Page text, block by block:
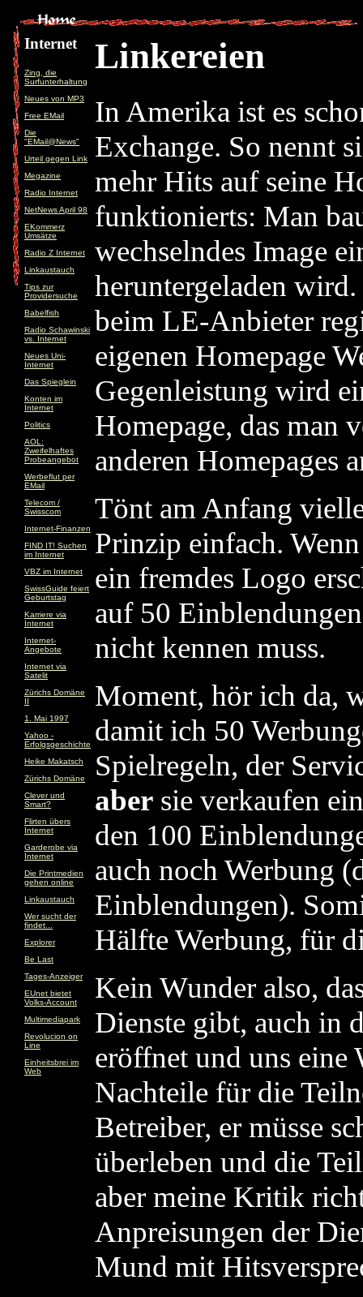
Internet
Zing, die
Surfunterhaltung
Neues von MP3
Free EMail
Die
"EMail@News"
Urteil gegen Link
Megazine
Radio Internet
NetNews April 98
EKommerz
Umsätze
Radio Z Internet
Linkaustauch
Tips zur
Providersuche
Babelfish
Radio Schawinski
vs. Internet
Neues Uni-
Internet
Das Spieglein
Konten im
Internet
Politics
AOL:
Zweifelhaftes
Probeangebot
Werbeflut per
EMail
Telecom /
Swisscom
Internet-Finanzen
FIND IT! Suchen
im Internet
VBZ im Internet
SwissGuide feiert
Geburtstag
Karriere via
Internet
Internet-
Angebote
Internet via
Satelit
Zürichs Domäne
II
1. Mai 1997
Yahoo -
Erfolgsgeschichte
Heike Makatsch
Zürichs Domäne
Clever und
Smart?
Flirten übers
Internet
Garderobe via
Internet
Die Printmedien
gehen online
Linkaustauch
Wer sucht der
findet...
Explorer
Be Last
Tages-Anzeiger
EUnet bietet
Volks-Account
Multimediapark
Revolucion on
Line
Einheitsbrei im
Web
Linkereien
In Amerika ist es
Exchange. So nennt
mehr Hits auf seine
funktionierts: Man
wechselndes Image
heruntergeladen
beim LE-Anbieter
eigenen Homepage
Gegenleistung wird
Homepage, das man
anderen Homepages
Tönt am Anfang
Prinzip einfach.
ein fremdes Logo
auf 50
nicht kennen muss.
Moment, hör ich da,
damit ich 50
Spielregeln, der
aber sie verkaufen
den 100
auch noch Werbung
Einblendungen).
Hälfte Werbung, für
Kein Wunder also,
Dienste gibt, auch in
eröffnet und uns eine
Nachteile für die
Betreiber, er müsse
überleben und die
aber meine Kritik
Anpreisungen der
Mund mit